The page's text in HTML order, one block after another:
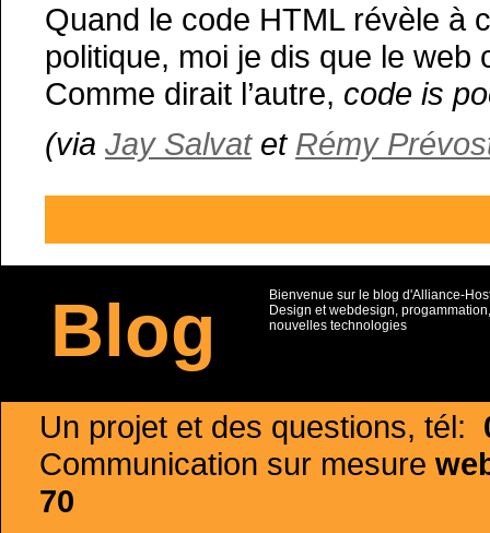
Quand le code HTML révèle à
politique, moi je dis que le web
Comme dirait l’autre, code is
(via Jay Salvatet Rémy
Blog
Bienvenue sur le blog d'Alliance-
Design et webdesign,
nouvelles technologies
Un projet et des questions, tél:
Communication sur mesure
70